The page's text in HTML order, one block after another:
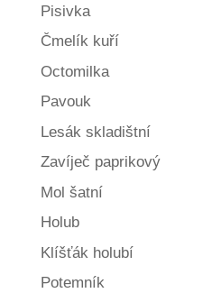
Pisivka
Čmelík kuří
Octomilka
Pavouk
Lesák skladištní
Zavíječ paprikový
Mol šatní
Holub
Klíšťák holubí
Potemník